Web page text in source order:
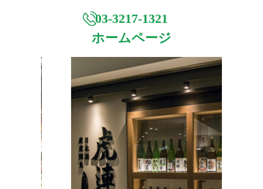
03-3217-1321
ホームページ